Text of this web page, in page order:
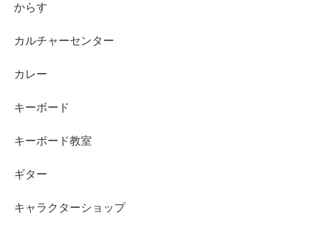
からす
カルチャーセンター
カレー
キーボード
キーボード教室
ギター
キャラクターショップ